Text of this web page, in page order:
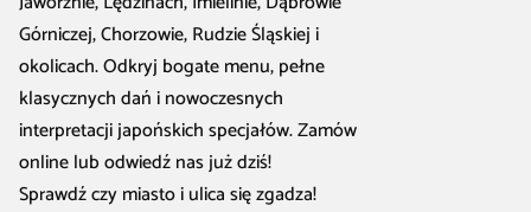
Górniczej, Chorzowie, Rudzie Śląskiej i
okolicach. Odkryj bogate menu, pełne
klasycznych dań i nowoczesnych
interpretacji japońskich specjałów. Zamów
online lub odwiedź nas już dziś!
Sprawdź czy miasto i ulica się zgadza!